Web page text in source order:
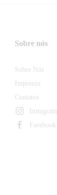
Sobre nós
Sobre Nós
Imprensa
Contatos
Instagram
Facebook